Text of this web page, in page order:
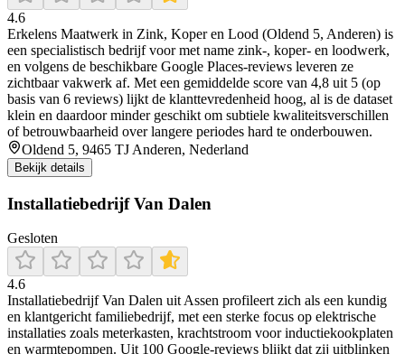
4.6
Erkelens Maatwerk in Zink, Koper en Lood (Oldend 5, Anderen) is
een specialistisch bedrijf voor met name zink-, koper- en loodwerk,
en volgens de beschikbare Google Places-reviews leveren ze
zichtbaar vakwerk af. Met een gemiddelde score van 4,8 uit 5 (op
basis van 6 reviews) lijkt de klanttevredenheid hoog, al is de dataset
klein en daardoor minder geschikt om subtiele kwaliteitsverschillen
of betrouwbaarheid over langere periodes hard te onderbouwen.
Oldend 5, 9465 TJ Anderen, Nederland
Bekijk details
Installatiebedrijf Van Dalen
Gesloten
4.6
Installatiebedrijf Van Dalen uit Assen profileert zich als een kundig
en klantgericht familiebedrijf, met een sterke focus op elektrische
installaties zoals meterkasten, krachtstroom voor inductiekookplaten
en warmtepompen. Uit 100 Google‑reviews blijkt dat zij uitblinken